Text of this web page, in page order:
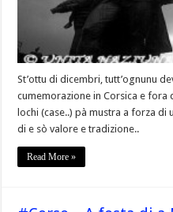
St’ottu di dicembri, tutt’ognunu
cumemorazione in Corsica e fora
lochi (case..) pà mustra a forza
di e sò valore e tradizione..
Read More »